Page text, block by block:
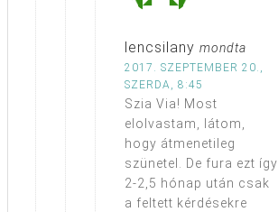
lencsilany mondta
2017. SZEPTEMBER 20.,
SZERDA, 8:45
Szia Via! Most
elolvastam, látom,
hogy átmenetileg
szünetel. De fura ezt így
2-2,5 hónap után csak
a feltett kérdésekre